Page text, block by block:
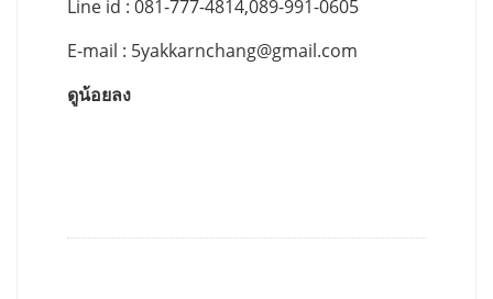
Line id : 081-777-4814,089-991-0605
E-mail : 5yakkarnchang@gmail.com
ดูน้อยลง